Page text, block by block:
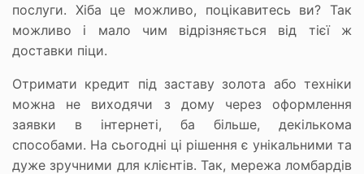
послуги. Хіба це можливо, поцікавитесь ви? Так
можливо і мало чим відрізняється від тієї ж
доставки піци.
Отримати кредит під заставу золота або техніки
можна не виходячи з дому через оформлення
заявки в інтернеті, ба більше, декількома
способами. На сьогодні ці рішення є унікальними та
дуже зручними для клієнтів. Так, мережа ломбардів